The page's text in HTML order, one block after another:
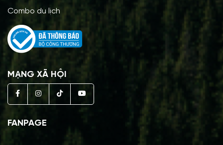
Combo du lịch
MẠNG XÃ HỘI
FANPAGE